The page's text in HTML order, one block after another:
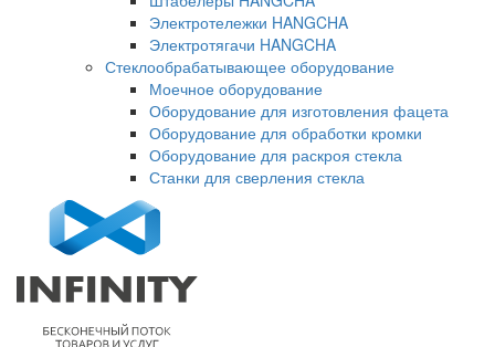
Электротележки HANGCHA
Электротягачи HANGCHA
Стеклообрабатывающее оборудование
Моечное оборудование
Оборудование для изготовления фацета
Оборудование для обработки кромки
Оборудование для раскроя стекла
Станки для сверления стекла